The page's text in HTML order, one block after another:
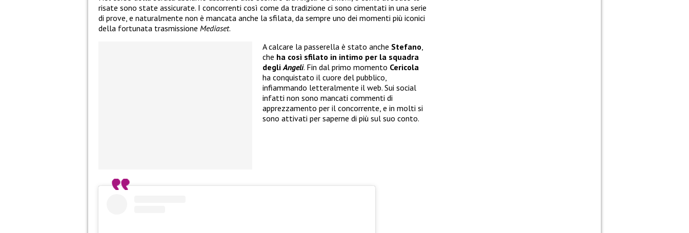
risate sono state assicurate. I concorrenti così come da tradizione ci sono cimentati in una serie
di prove, e naturalmente non è mancata anche la sfilata, da sempre uno dei momenti più iconici
della fortunata trasmissione Mediaset.
A calcare la passerella è stato anche Stefano,
che ha così sfilato in intimo per la squadra
degliAngeli. Fin dal primo momento Cericola
ha conquistato il cuore del pubblico,
infiammando letteralmente il web. Sui social
infatti non sono mancati commenti di
apprezzamento per il concorrente, e in molti si
sono attivati per saperne di più sul suo conto.